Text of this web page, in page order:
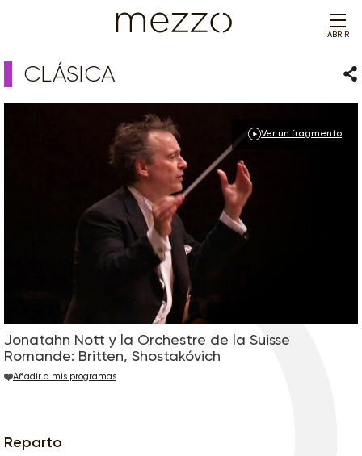
ABRIR
CLÁSICA
Jonatahn Nott y la Orchestre de la Suisse
Romande: Britten, Shostakóvich
Ver un fragmento
Añadir a mis programas
Reparto